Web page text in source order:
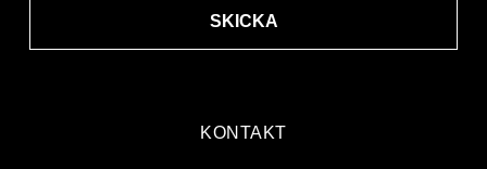
KONTAKT
SKICKA